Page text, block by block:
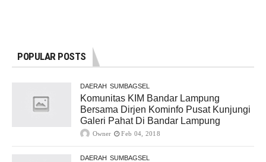
POPULAR POSTS
DAERAH SUMBAGSEL
Komunitas KIM Bandar Lampung
Bersama Dirjen Kominfo Pusat Kunjungi
Galeri Pahat Di Bandar Lampung
Owner Feb 04, 2018
DAERAH SUMBAGSEL